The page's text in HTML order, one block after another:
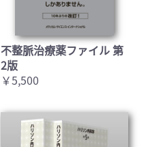
不整脈治療薬ファイル 第
2版
￥5,500